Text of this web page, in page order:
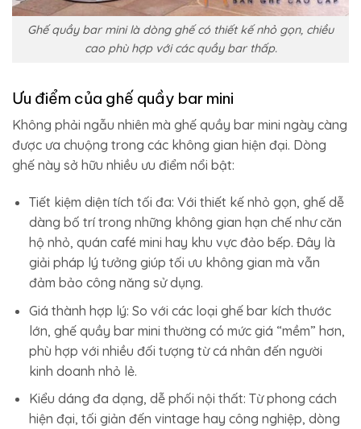
Ghế quầy bar mini là dòng ghế có thiết kế nhỏ gọn, chiều
cao phù hợp với các quầy bar thấp.
Ưu điểm của ghế quầy bar mini
Không phải ngẫu nhiên mà ghế quầy bar mini ngày càng
được ưa chuộng trong các không gian hiện đại. Dòng
ghế này sở hữu nhiều ưu điểm nổi bật:
Tiết kiệm diện tích tối đa: Với thiết kế nhỏ gọn, ghế dễ
dàng bố trí trong những không gian hạn chế như căn
hộ nhỏ, quán café mini hay khu vực đảo bếp. Đây là
giải pháp lý tưởng giúp tối ưu không gian mà vẫn
đảm bảo công năng sử dụng.
Giá thành hợp lý: So với các loại ghế bar kích thước
lớn, ghế quầy bar mini thường có mức giá “mềm” hơn,
phù hợp với nhiều đối tượng từ cá nhân đến người
kinh doanh nhỏ lẻ.
Kiểu dáng đa dạng, dễ phối nội thất: Từ phong cách
hiện đại, tối giản đến vintage hay công nghiệp, dòng